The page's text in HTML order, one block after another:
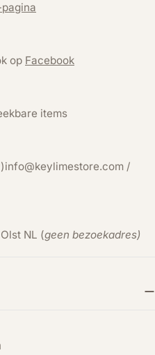
op Facebook
items
/
NL (geen bezoekadres)